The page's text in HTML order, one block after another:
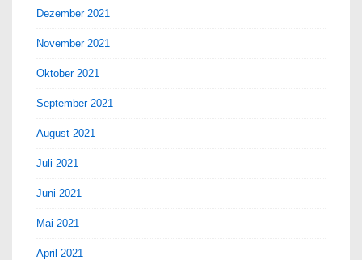
Dezember 2021
November 2021
Oktober 2021
September 2021
August 2021
Juli 2021
Juni 2021
Mai 2021
April 2021